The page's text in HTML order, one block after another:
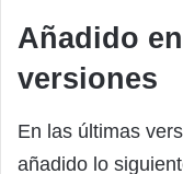
Añadido
versiones
En las últimas
añadido lo